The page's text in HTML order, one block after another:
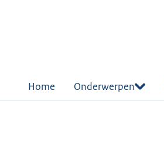
Home Onderwerpen